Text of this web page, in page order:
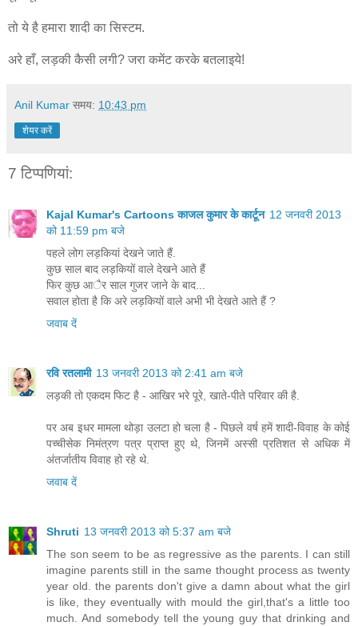
तो ये है हमारा शादी का सिस्टम.
अरे हाँ, लड़की कैसी लगी? जरा कमेंट करके बतलाइये!
Anil Kumar समय: 10:43 pm
शेयर करें
7 टिप्‍पणियां:
Kajal Kumar's Cartoons काजल कुमार के कार्टून 12 जनवरी 2013
को 11:59 pm बजे
पहले लोग लड़कियां देखने जाते हैं.
कुछ साल बाद लड़कियों वाले देखने आते हैं
फिर कुछ आैर साल गुजर जाने के बाद...
सवाल होता है कि अरे लड़कियों वाले अभी भी देखते आते हैं ?
जवाब दें
रवि रतलामी 13 जनवरी 2013 को 2:41 am बजे
लड़की तो एकदम फिट है - आखिर भरे पूरे, खाते-पीते परिवार की है.
पर अब इधर मामला थोड़ा उलटा हो चला है - पिछले वर्ष हमें शादी-विवाह के कोई
पच्चीसेक निमंत्रण पत्र प्राप्त हुए थे, जिनमें अस्सी प्रतिशत से अधिक में
अंतर्जातीय विवाह हो रहे थे.
जवाब दें
Shruti 13 जनवरी 2013 को 5:37 am बजे
The son seem to be as regressive as the parents. I can still
imagine parents still in the same thought process as twenty
year old. the parents don't give a damn about what the girl
is like, they eventually with mould the girl,that's a little too
much. And somebody tell the young guy that drinking and